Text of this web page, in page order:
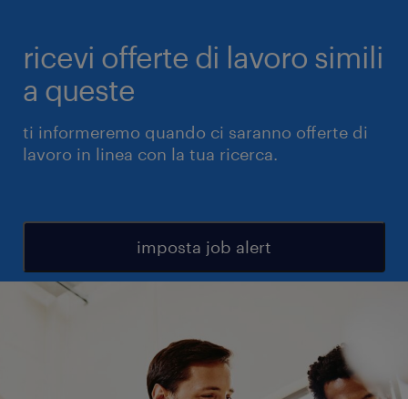
ricevi offerte di lavoro simili
a queste
ti informeremo quando ci saranno offerte di
lavoro in linea con la tua ricerca.
imposta job alert